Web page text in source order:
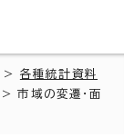
> 各種統計資料
> 市域の変遷・面